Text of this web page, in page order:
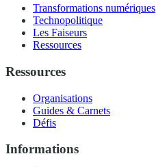
Transformations numériques
Technopolitique
Les Faiseurs
Ressources
Ressources
Organisations
Guides & Carnets
Défis
Informations